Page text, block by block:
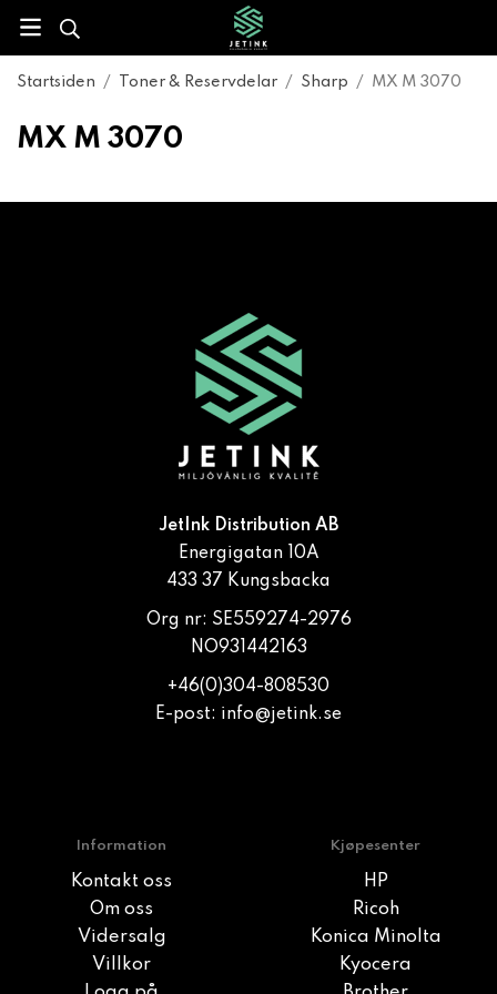
Startsiden / Toner & Reservdelar / Sharp / MX M 3070
MX M 3070
JetInk Distribution AB
Energigatan 10A
433 37 Kungsbacka
Org nr: SE559274-2976
NO931442163
+46(0)304-808530
E-post: info@jetink.se
Information
Kontakt oss
Om oss
Vidersalg
Villkor
Kjøpesenter
HP
Ricoh
Konica Minolta
Kyocera